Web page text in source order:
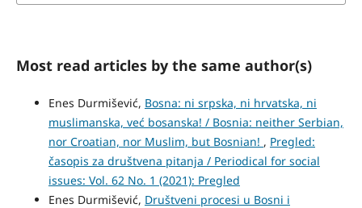
Most read articles by the same author(s)
Enes Durmišević, Bosna: ni srpska, ni hrvatska, ni
muslimanska, već bosanska! / Bosnia: neither Serbian,
nor Croatian, nor Muslim, but Bosnian! , Pregled:
časopis za društvena pitanja / Periodical for social
issues: Vol. 62 No. 1 (2021): Pregled
Enes Durmišević, Društveni procesi u Bosni i